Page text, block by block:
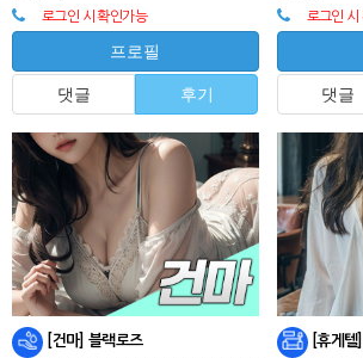
로그인 시 확인가능
프로필
댓글 후기
로그인 시
댓글
[건마] 블랙로즈 [휴게텔]